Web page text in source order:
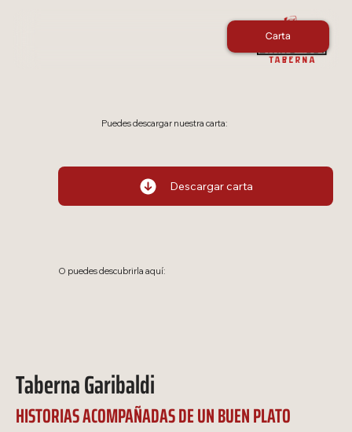
Carta
Puedes descargar nuestra carta:
Descargar carta
O puedes descubrirla aquí:
Taberna Garibaldi
HISTORIAS ACOMPAÑADAS DE UN BUEN PLATO